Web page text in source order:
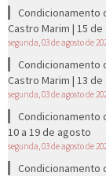
Condicionamento
Castro Marim | 15
segunda, 03 de agosto de
Condicionamento
Castro Marim | 13
segunda, 03 de agosto de
Condicionamento
10 a 19 de agosto
segunda, 03 de agosto de
Condicionamento